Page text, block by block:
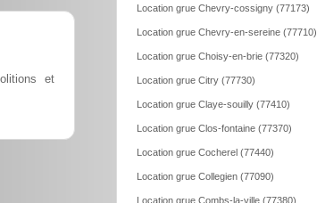
et
Location grue Chevry-cossigny (77173)
Location grue Chevry-en-sereine (77710)
Location grue Choisy-en-brie (77320)
Location grue Citry (77730)
Location grue Claye-souilly (77410)
Location grue Clos-fontaine (77370)
Location grue Cocherel (77440)
Location grue Collegien (77090)
Location grue Combs-la-ville (77380)